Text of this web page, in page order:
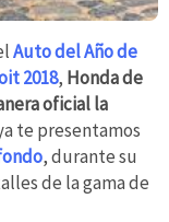
Auto del Año de
2018, Honda de
oficial la
te presentamos
, durante su
de la gama de